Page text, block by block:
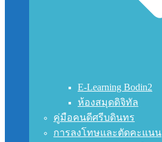
E-Learning Bodin2
ห้องสมุดดิจิทัล
คู่มือคนดีศรีบดินทร
การลงโทษและตัดคะแนน